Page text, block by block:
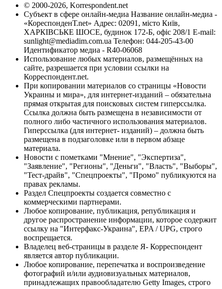
© 2000-2026, Korrespondent.net
Субъект в сфере онлайн-медиа Название онлайн-медиа -
«КореспонденТ.net» Адрес: 02091, місто Київ,
ХАРКІВСЬКЕ ШОСЕ, будинок 172-Б, офіс 208/1 E-mail:
sunlight@mediadim.com.ua Телефон: 044-205-43-00
Идентификатор медиа - R40-06068
Использование любых материалов, размещённых на
сайте, разрешается при условии ссылки на
Корреспондент.net.
При копировании материалов со страницы «Новости
Украины и мира», для интернет-изданий – обязательна
прямая открытая для поисковых систем гиперссылка.
Ссылка должна быть размещена в независимости от
полного либо частичного использования материалов.
Гиперссылка (для интернет- изданий) – должна быть
размещена в подзаголовке или в первом абзаце
материала.
Новости с пометками "Мнение", "Экспертиза",
"Заявление", "Регионы", "Деньги", "Власть", "Выборы",
"Тест-драйв", "Спецпроекты", "Промо" публикуются на
правах рекламы.
Раздел Спецпроекты создается совместно с
коммерческими партнерами.
Любое копирование, публикация, републикация и
другое распространение информации, которое содержит
ссылку на "Интерфакс-Украина", EPA / UPG, строго
воспрещается.
Владелец веб-страницы в разделе Я- Корреспондент
является автор публикации.
Любое копирование, перепечатка и воспроизведение
фотографий и/или аудиовизуальных материалов,
принадлежащих правообладателю Getty Images, строго